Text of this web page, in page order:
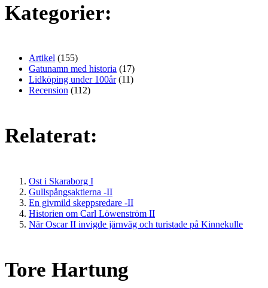
Kategorier:
Artikel (155)
Gatunamn med historia (17)
Lidköping under 100år(11)
Recension (112)
Relaterat:
Ost i Skaraborg I
Gullspångsaktierna -II
En givmild skeppsredare -II
Historien om Carl Löwenström II
När Oscar II invigde järnväg och turistade på Kinnekulle
Tore Hartung